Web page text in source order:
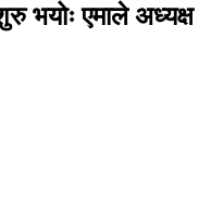
भयोः एमाले अध्यक्ष